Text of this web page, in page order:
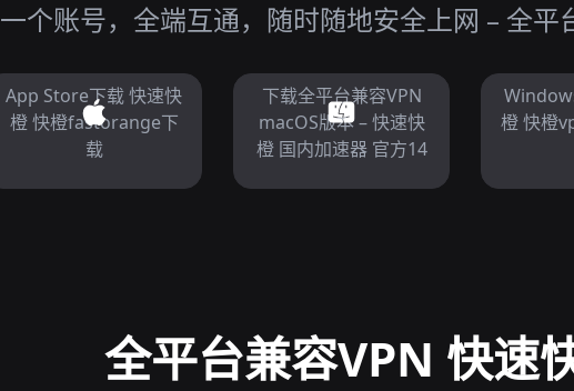
一个账号，全端互通，随时随地安全上网 – 全
App Store下载 快速快
橙 快橙fastorange下
载
下载全平台兼容VPN
macOS版本 – 快速快
橙 国内加速器 官方14
橙 快橙
全平台兼容VPN 快速